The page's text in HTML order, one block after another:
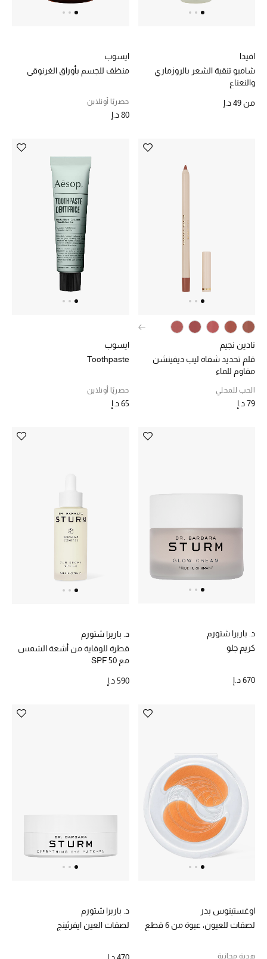
افيدا
شامبو تنقية الشعر بالروزماري
والنعناع
من49 د.إ
ايسوب
منظف للجسم بأوراق الغرنوقي
حصريًا أونلاين
80 د.إ
نادين نجيم
قلم تحديد شفاه ليب ديفينشن
مقاوم للماء
الحب للمحلي
79 د.إ
ايسوب
Toothpaste
حصريًا أونلاين
65 د.إ
د. باربرا شتورم
كريم جلو
670 د.إ
د. باربرا شتورم
قطرة للوقاية من أشعة الشمس
مع SPF 50
590 د.إ
اوغستينوس بدر
لصقات للعيون، عبوة من 6 قطع
هدية مجانية
د. باربرا شتورم
لصقات العين ايفرثينج